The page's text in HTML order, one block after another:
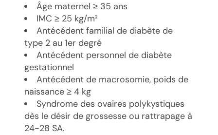
Âge maternel ≥ 35 ans
IMC ≥ 25 kg/m²
Antécédent familial de diabète de
type 2 au 1er degré
Antécédent personnel de diabète
gestationnel
Antécédent de macrosomie, poids de
naissance ≥ 4 kg
Syndrome des ovaires polykystiques
dès le désir de grossesse ou rattrapage à
24-28 SA.